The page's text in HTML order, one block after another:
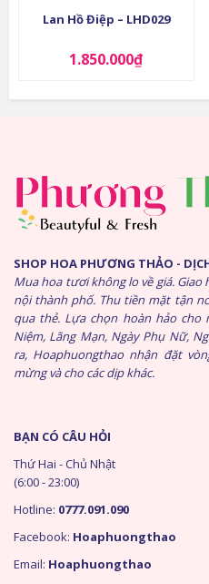
Lan Hồ Điệp – LHD029
1.850.000₫
SHOP HOA PHƯƠNG THẢO -
Mua hoa tươi không lo về giá.
nội thành phố. Thu tiền mặt tận
qua thẻ. Lựa chọn hoàn hảo cho
Niệm, Lãng Mạn, Ngày Phụ Nữ,
ra, Hoaphuongthao nhận đặt
mừng và cho các dịp khác.
BẠN CÓ CÂU HỎI
Thứ Hai - Chủ Nhật
(6:00 - 23:00)
Hotline: 0777.091.090
Facebook: Hoaphuongthao
Email: Hoaphuongthao